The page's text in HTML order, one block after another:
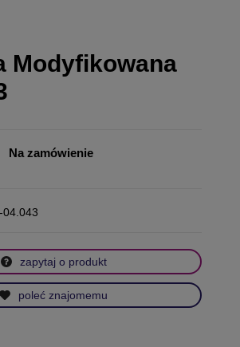
Modyfikowana
Na zamówienie
04.043
zapytaj o produkt
poleć znajomemu